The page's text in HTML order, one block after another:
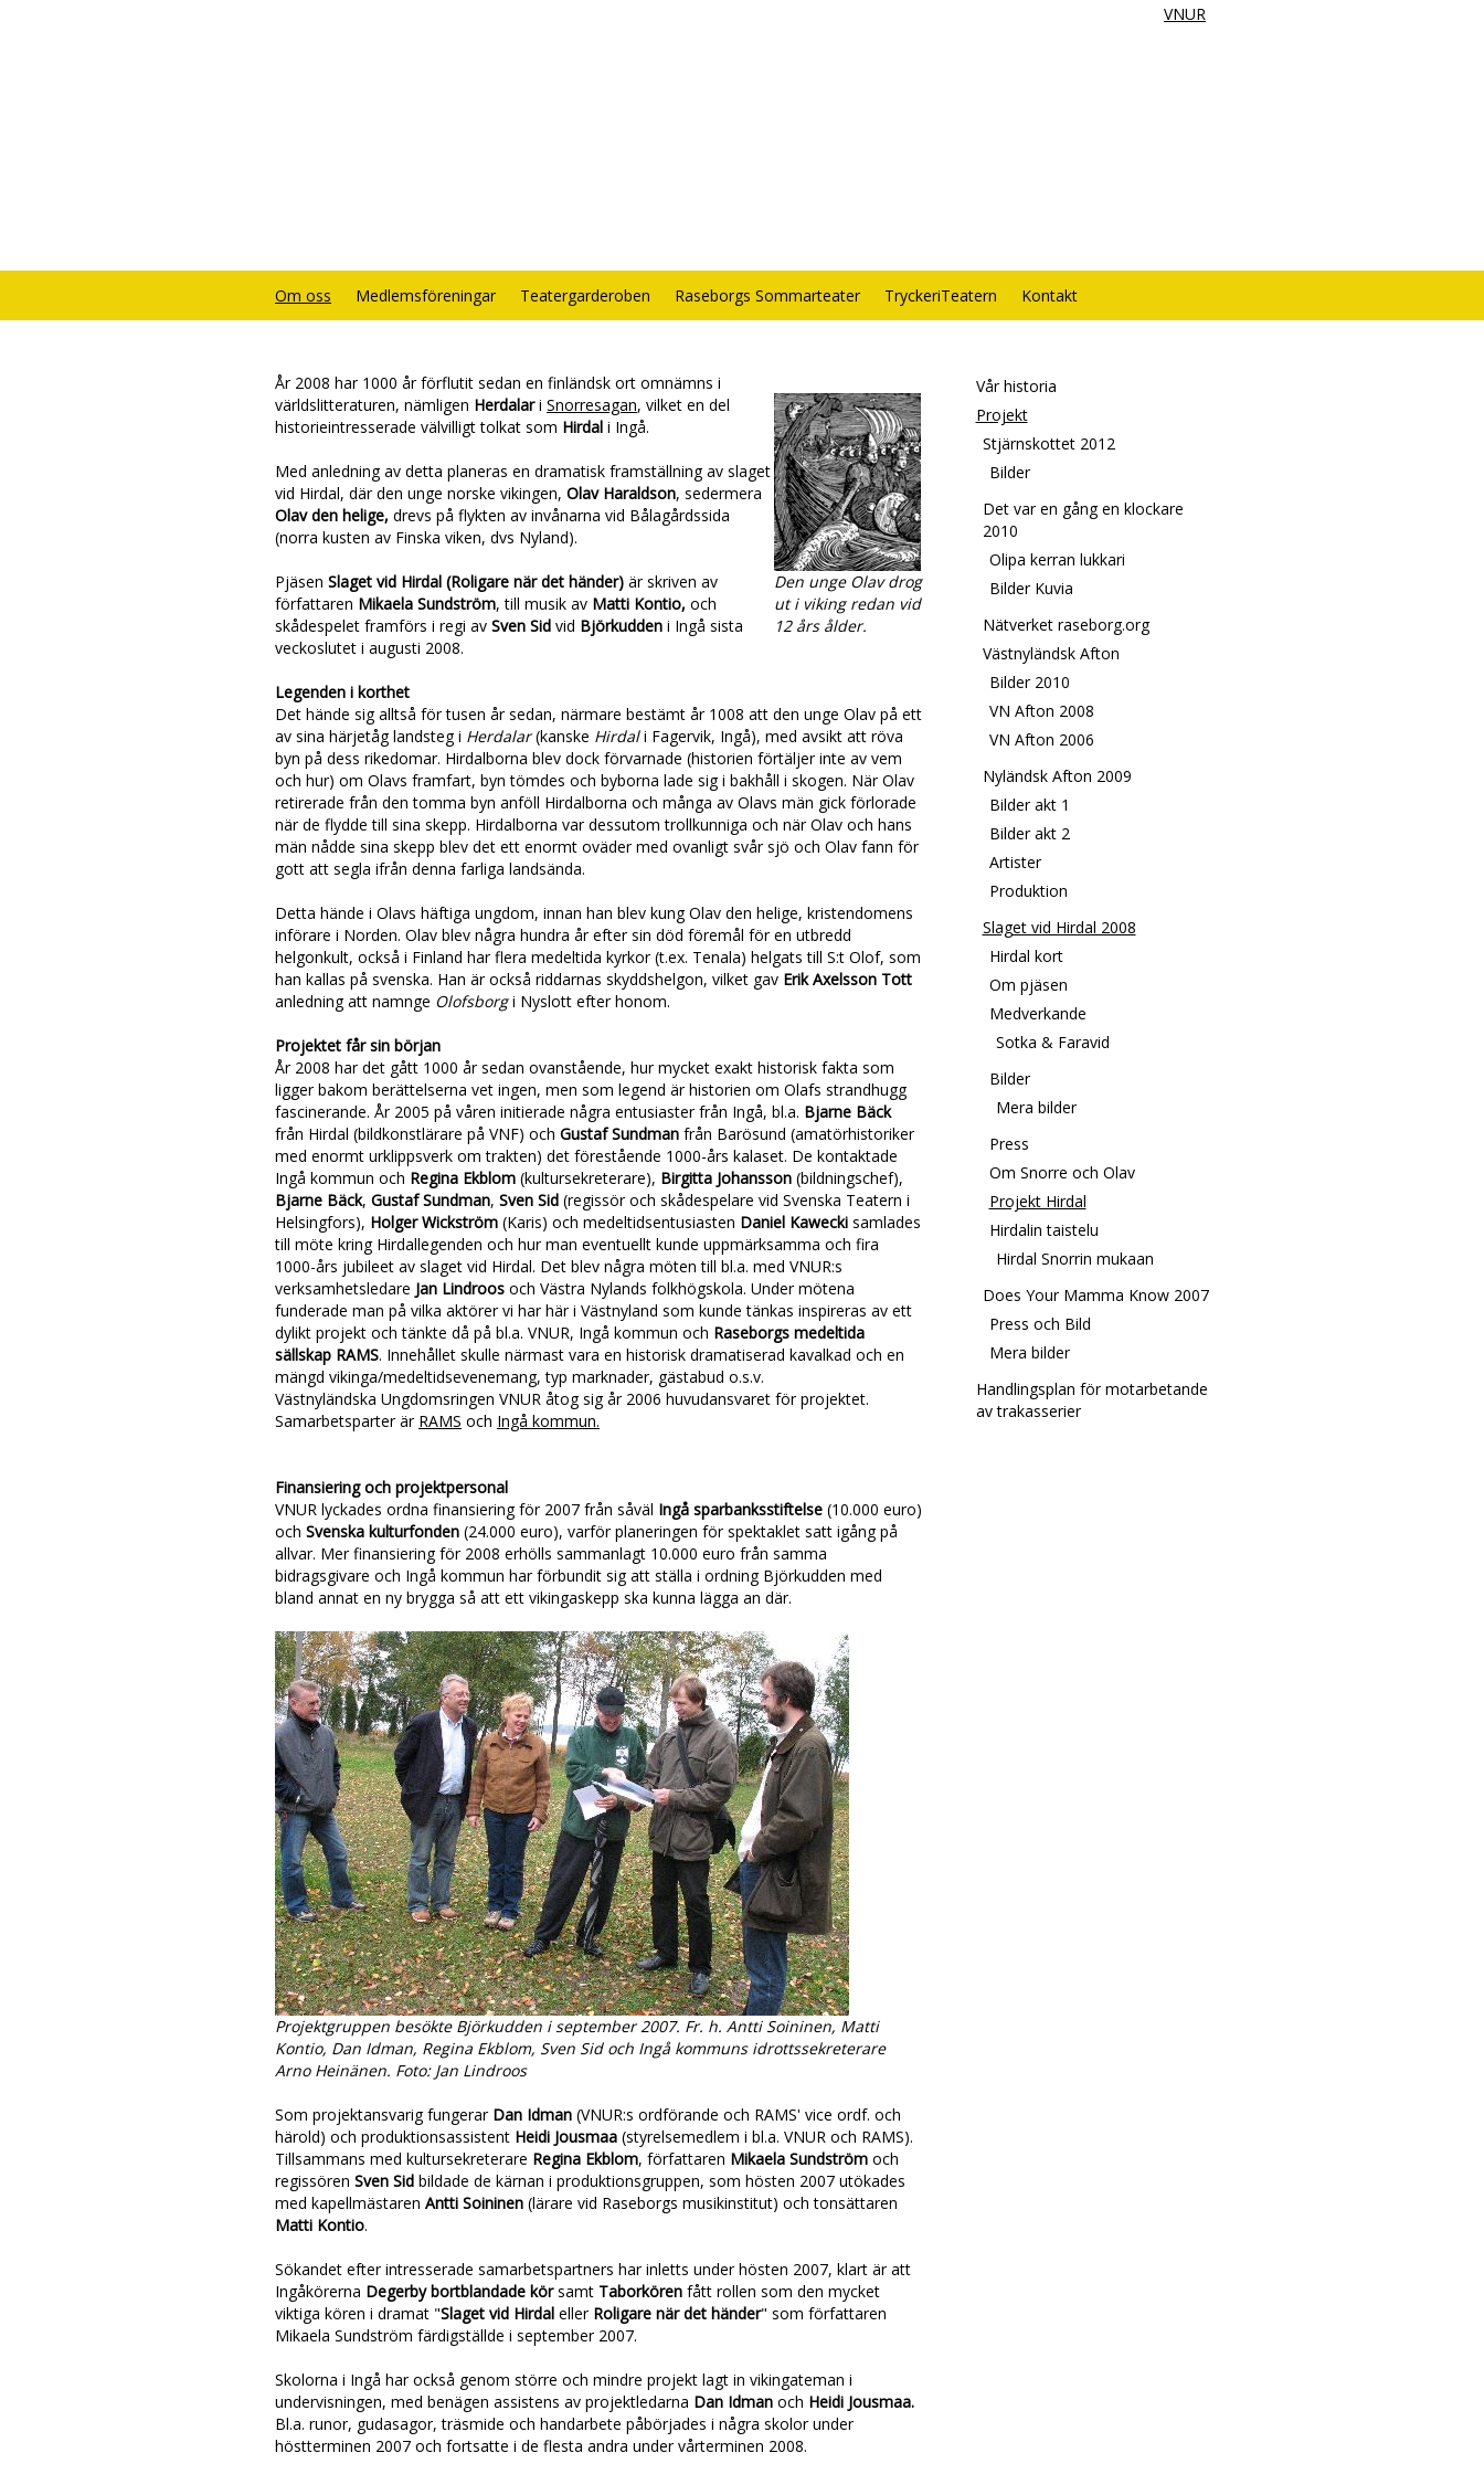
VNUR
Om oss Medlemsföreningar Teatergarderoben Raseborgs Sommarteater TryckeriTeatern Kontakt
År 2008 har 1000 år förflutit sedan en finländsk ort omnämns i
världslitteraturen, nämligen Herdalari Snorresagan, vilket en del
historieintresserade välvilligt tolkat som Hirdal i Ingå.
Med anledning av detta planeras en dramatisk framställning av slaget
vid Hirdal, där den unge norske vikingen, Olav Haraldson, sedermera
Olav den helige, drevs på flykten av invånarna vid Bålagårdssida
(norra kusten av Finska viken, dvs Nyland).
Pjäsen Slaget vid Hirdal (Roligare när det händer) är skriven av
författaren Mikaela Sundström, till musik av Matti Kontio, och
skådespelet framförs i regi av Sven Sid vid Björkudden i Ingå sista
veckoslutet i augusti 2008.
Den unge Olav drog
ut i viking redan vid
12 års ålder.
Legenden i korthet
Det hände sig alltså för tusen år sedan, närmare bestämt år 1008 att den unge Olav på ett
av sina härjetåg landsteg i Herdalar(kanske Hirdali Fagervik, Ingå), med avsikt att röva
byn på dess rikedomar. Hirdalborna blev dock förvarnade (historien förtäljer inte av vem
och hur) om Olavs framfart, byn tömdes och byborna lade sig i bakhåll i skogen. När Olav
retirerade från den tomma byn anföll Hirdalborna och många av Olavs män gick förlorade
när de flydde till sina skepp. Hirdalborna var dessutom trollkunniga och när Olav och hans
män nådde sina skepp blev det ett enormt oväder med ovanligt svår sjö och Olav fann för
gott att segla ifrån denna farliga landsända.
Detta hände i Olavs häftiga ungdom, innan han blev kung Olav den helige, kristendomens
införare i Norden. Olav blev några hundra år efter sin död föremål för en utbredd
helgonkult, också i Finland har flera medeltida kyrkor (t.ex. Tenala) helgats till S:t Olof, som
han kallas på svenska. Han är också riddarnas skyddshelgon, vilket gav Erik Axelsson Tott
anledning att namnge Olofsborgi Nyslott efter honom.
Projektet får sin början
År 2008 har det gått 1000 år sedan ovanstående, hur mycket exakt historisk fakta som
ligger bakom berättelserna vet ingen, men som legend är historien om Olafs strandhugg
fascinerande. År 2005 på våren initierade några entusiaster från Ingå, bl.a. Bjarne Bäck
från Hirdal (bildkonstlärare på VNF) och Gustaf Sundman från Barösund (amatörhistoriker
med enormt urklippsverk om trakten) det förestående 1000-års kalaset. De kontaktade
Ingå kommun och Regina Ekblom (kultursekreterare), Birgitta Johansson (bildningschef),
Bjarne Bäck, Gustaf Sundman, Sven Sid (regissör och skådespelare vid Svenska Teatern i
Helsingfors), Holger Wickström (Karis) och medeltidsentusiasten Daniel Kawecki samlades
till möte kring Hirdallegenden och hur man eventuellt kunde uppmärksamma och fira
1000-års jubileet av slaget vid Hirdal. Det blev några möten till bl.a. med VNUR:s
verksamhetsledare Jan Lindroos och Västra Nylands folkhögskola. Under mötena
funderade man på vilka aktörer vi har här i Västnyland som kunde tänkas inspireras av ett
dylikt projekt och tänkte då på bl.a. VNUR, Ingå kommun och Raseborgs medeltida
sällskap RAMS. Innehållet skulle närmast vara en historisk dramatiserad kavalkad och en
mängd vikinga/medeltidsevenemang, typ marknader, gästabud o.s.v.
Västnyländska Ungdomsringen VNUR åtog sig år 2006 huvudansvaret för projektet.
Samarbetsparter är RAMS och Ingå kommun.
Finansiering och projektpersonal
VNUR lyckades ordna finansiering för 2007 från såväl Ingå sparbanksstiftelse (10.000 euro)
och Svenska kulturfonden (24.000 euro), varför planeringen för spektaklet satt igång på
allvar. Mer finansiering för 2008 erhölls sammanlagt 10.000 euro från samma
bidragsgivare och Ingå kommun har förbundit sig att ställa i ordning Björkudden med
bland annat en ny brygga så att ett vikingaskepp ska kunna lägga an där.
Projektgruppen besökte Björkudden i september 2007. Fr. h. Antti Soininen, Matti
Kontio, Dan Idman, Regina Ekblom, Sven Sid och Ingå kommuns idrottssekreterare
Arno Heinänen. Foto: Jan Lindroos
Som projektansvarig fungerar Dan Idman (VNUR:s ordförande och RAMS' vice ordf. och
härold) och produktionsassistent Heidi Jousmaa (styrelsemedlem i bl.a. VNUR och RAMS).
Tillsammans med kultursekreterare Regina Ekblom, författaren Mikaela Sundström och
regissören Sven Sid bildade de kärnan i produktionsgruppen, som hösten 2007 utökades
med kapellmästaren Antti Soininen (lärare vid Raseborgs musikinstitut) och tonsättaren
Matti Kontio.
Sökandet efter intresserade samarbetspartners har inletts under hösten 2007, klart är att
Ingåkörerna Degerby bortblandade körsamt Taborkören fått rollen som den mycket
viktiga kören i dramat "Slaget vid Hirdal ellerRoligare när det händer" som författaren
Mikaela Sundström färdigställde i september 2007.
Skolorna i Ingå har också genom större och mindre projekt lagt in vikingateman i
undervisningen, med benägen assistens av projektledarna Dan Idman och Heidi Jousmaa.
Bl.a. runor, gudasagor, träsmide och handarbete påbörjades i några skolor under
höstterminen 2007 och fortsatte i de flesta andra under vårterminen 2008.
Vår historia
Projekt
Stjärnskottet 2012
Bilder
Det var en gång en klockare
2010
Olipa kerran lukkari
Bilder Kuvia
Nätverket raseborg.org
Västnyländsk Afton
Bilder 2010
VN Afton 2008
VN Afton 2006
Nyländsk Afton 2009
Bilder akt 1
Bilder akt 2
Artister
Produktion
Slaget vid Hirdal 2008
Hirdal kort
Om pjäsen
Medverkande
Sotka & Faravid
Bilder
Mera bilder
Press
Om Snorre och Olav
Projekt Hirdal
Hirdalin taistelu
Hirdal Snorrin mukaan
Does Your Mamma Know 2007
Press och Bild
Mera bilder
Handlingsplan för motarbetande
av trakasserier